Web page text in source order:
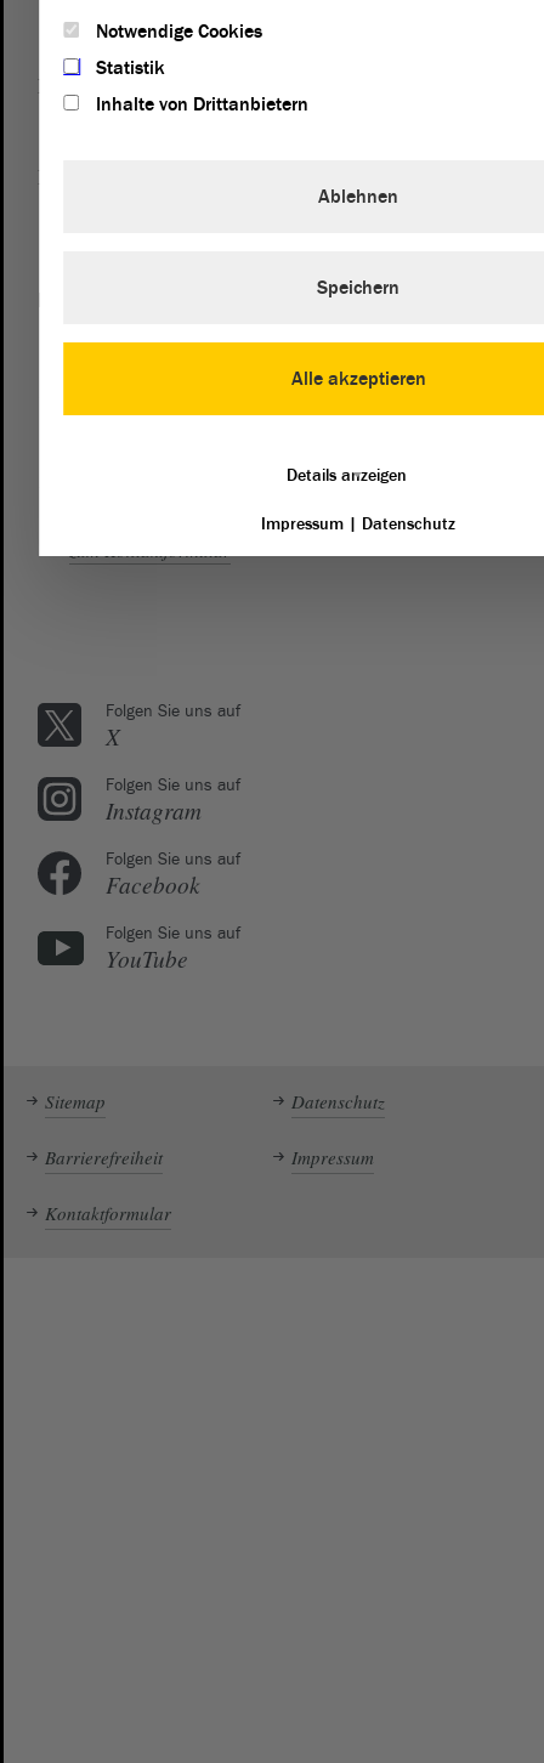
Fax:
0391 / 560 - 1123
Presse- und Öffentlichkeitsarbeit
0391 / 560 - 0
Mit diesem Kontaktformular senden Sie der Verwaltung des
Landtags eine Nachricht. Wenn Sie sich an die Fraktionen
direkte Kontaktaufnahme mit den Fraktionen.
Folgen Sie uns auf
X
Folgen Sie uns auf
Instagram
Folgen Sie uns auf
Facebook
Folgen Sie uns auf
YouTube
Sitemap Datenschutz
Barrierefreiheit Impressum
Kontaktformular
Notwendige Cookies
Statistik
Inhalte von Drittanbietern
Alle akzeptieren
Ablehnen
Speichern
Details anzeigen
Impressum | Datenschutz